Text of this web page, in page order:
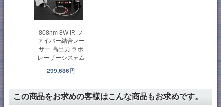
808nm 8W IR フ
ァイバー結合レー
ザー 高出力 ラボ
レーザーシステム
299,686円
この商品をお求めの客様はこんな商品もお求めです。